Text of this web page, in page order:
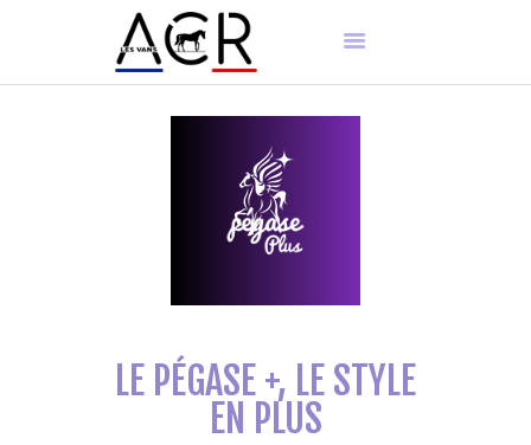
PRÉSENTATION
NOS PRODUITS
LE PÉGASE +, LE STYLE
EN PLUS